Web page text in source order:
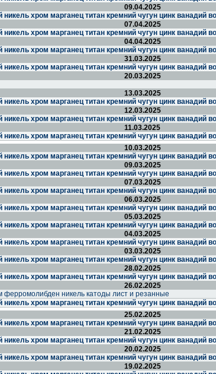
09.04.2025
никель хром марганец титан кремний чугун цинк ванадий
07.04.2025
никель хром марганец титан кремний чугун цинк ванадий
04.04.2025
никель хром марганец титан кремний чугун цинк ванадий
31.03.2025
никель хром марганец титан кремний чугун цинк ванадий
20.03.2025
13.03.2025
никель хром марганец титан кремний чугун цинк ванадий
12.03.2025
никель хром марганец титан кремний чугун цинк ванадий
11.03.2025
никель хром марганец титан кремний чугун цинк ванадий
10.03.2025
никель хром марганец титан кремний чугун цинк ванадий
09.03.2025
никель хром марганец титан кремний чугун цинк ванадий
07.03.2025
никель хром марганец титан кремний чугун цинк ванадий
06.03.2025
никель хром марганец титан кремний чугун цинк ванадий
05.03.2025
никель хром марганец титан кремний чугун цинк ванадий
04.03.2025
никель хром марганец титан кремний чугун цинк ванадий
03.03.2025
никель хром марганец титан кремний чугун цинк ванадий
28.02.2025
никель хром марганец титан кремний чугун цинк ванадий
26.02.2025
ферромолибден никель катоды лист и резанные
никель хром марганец титан кремний чугун цинк ванадий
25.02.2025
никель хром марганец титан кремний чугун цинк ванадий
21.02.2025
никель хром марганец титан кремний чугун цинк ванадий
20.02.2025
никель хром марганец титан кремний чугун цинк ванадий
19.02.2025